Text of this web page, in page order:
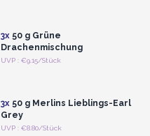
3x50 g Grüne
Drachenmischung
UVP : €9.15/StückAnmelden oder
3x50 g Merlins Lieblings-Earl
Grey
UVP : €8.80/StückAnmelden oder